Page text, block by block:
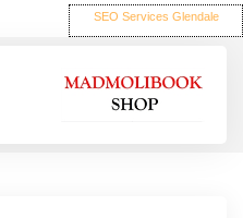
SEO Services Glendale